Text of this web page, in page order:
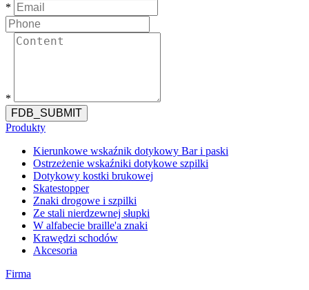
*
*
FDB_SUBMIT
Produkty
Kierunkowe wskaźnik dotykowy Bar i paski
Ostrzeżenie wskaźniki dotykowe szpilki
Dotykowy kostki brukowej
Skatestopper
Znaki drogowe i szpilki
Ze stali nierdzewnej słupki
W alfabecie braille'a znaki
Krawędzi schodów
Akcesoria
Firma